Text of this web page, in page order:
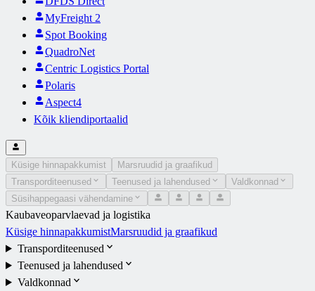
MyFreight 2
Spot Booking
QuadroNet
Centric Logistics Portal
Polaris
Aspect4
Kõik kliendiportaalid
Küsige hinnapakkumist
Marsruudid ja graafikud
Transporditeenused
Teenused ja lahendused
Valdkonnad
Süsihappegaasi vähendamine
Kaubaveoparvlaevad ja logistika
Küsige hinnapakkumistMarsruudid ja graafikud
Transporditeenused
Teenused ja lahendused
Valdkonnad